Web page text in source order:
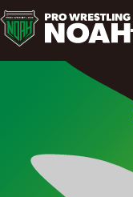
試
合